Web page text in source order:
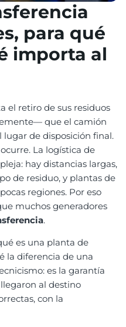
para qué
importa al
el retiro de sus residuos
que el camión
lugar de disposición final.
La logística de
hay distancias largas,
de residuo, y plantas de
regiones. Por eso
muchos generadores
.
es una planta de
la diferencia de una
es la garantía
al destino
con la